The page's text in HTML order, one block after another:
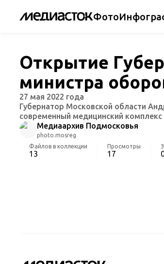
Фото
Открытие
министра
27 мая 2022 года
Губернатор Московской области
современный медицинский комплекс
Медиаархив Подмосковья
photo.mosreg
Файлов в коллекции
13
Просмотры
17